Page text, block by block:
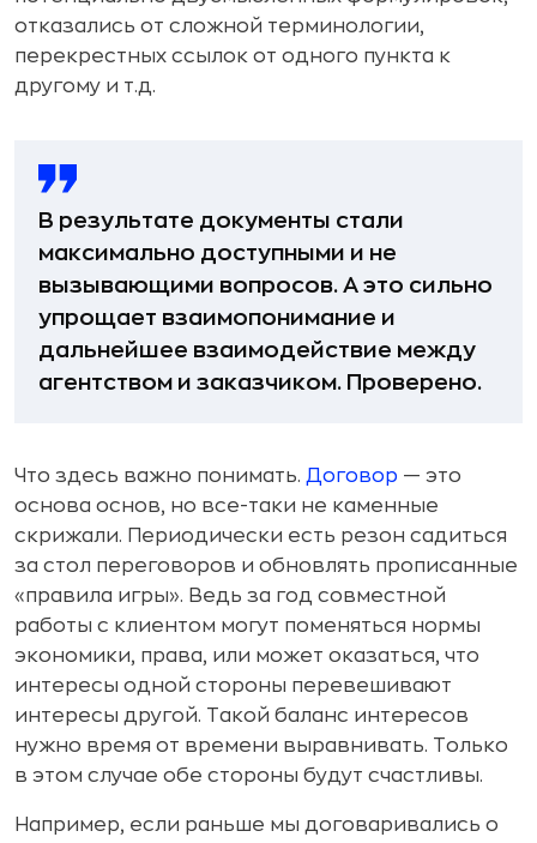
отказались от сложной терминологии,
перекрестных ссылок от одного пункта к
другому и т.д.
В результате документы стали
максимально доступными и не
вызывающими вопросов. А это сильно
упрощает взаимопонимание и
дальнейшее взаимодействие между
агентством и заказчиком. Проверено.
Что здесь важно понимать. Договор — это
основа основ, но все-таки не каменные
скрижали. Периодически есть резон садиться
за стол переговоров и обновлять прописанные
«правила игры». Ведь за год совместной
работы с клиентом могут поменяться нормы
экономики, права, или может оказаться, что
интересы одной стороны перевешивают
интересы другой. Такой баланс интересов
нужно время от времени выравнивать. Только
в этом случае обе стороны будут счастливы.
Например, если раньше мы договаривались о